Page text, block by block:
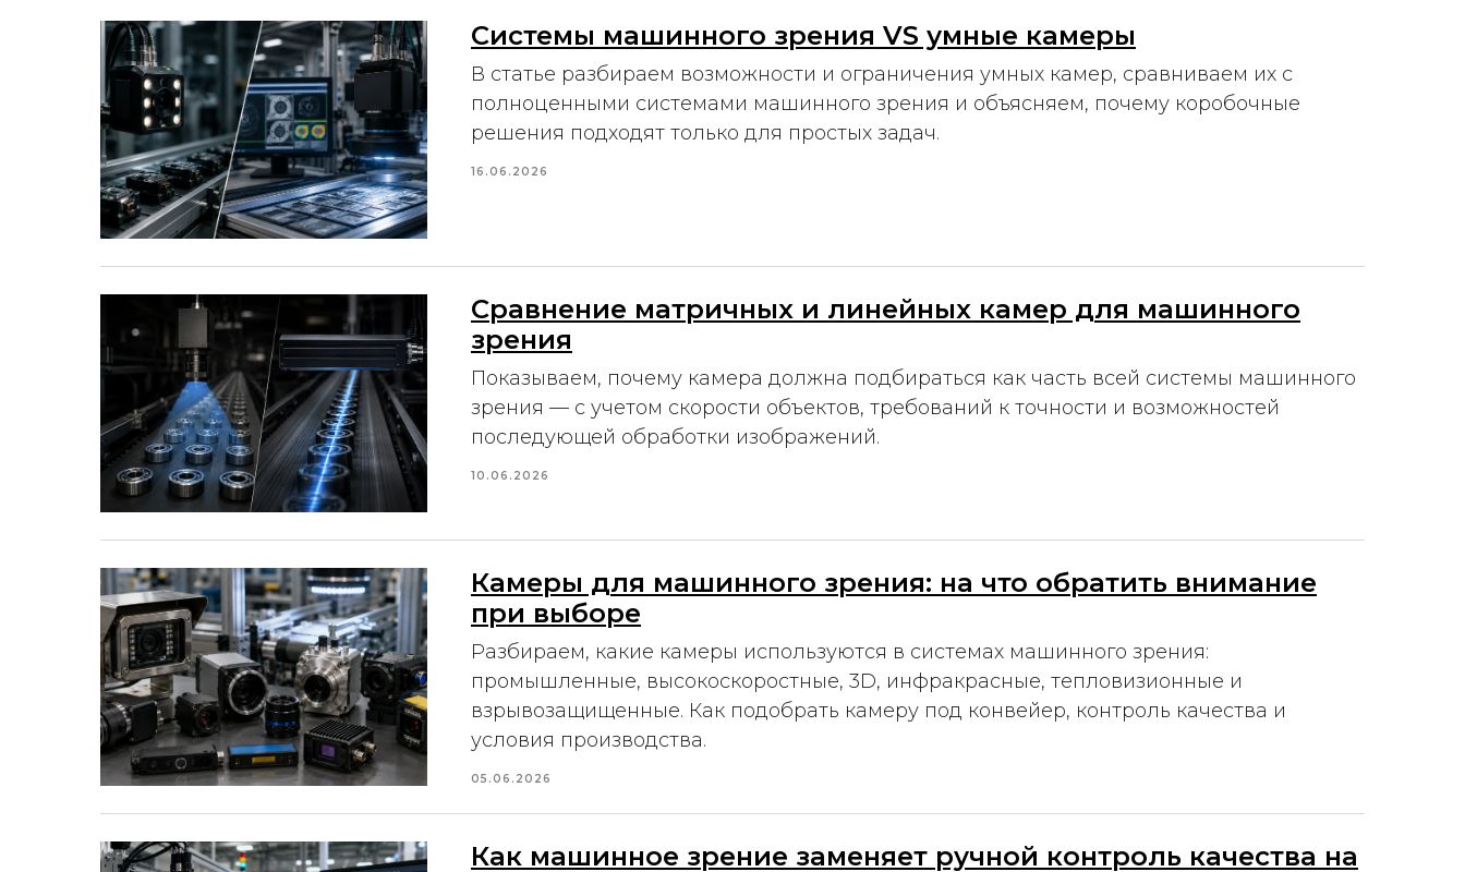
Системы машинного зрения VS умные камеры
В статье разбираем возможности и ограничения умных камер, сравниваем их с
полноценными системами машинного зрения и объясняем, почему коробочные
решения подходят только для простых задач.
16.06.2026
Сравнение матричных и линейных камер для машинного
зрения
Показываем, почему камера должна подбираться как часть всей системы машинного
зрения — с учетом скорости объектов, требований к точности и возможностей
последующей обработки изображений.
10.06.2026
Камеры для машинного зрения: на что обратить внимание
при выборе
Разбираем, какие камеры используются в системах машинного зрения:
промышленные, высокоскоростные, 3D, инфракрасные, тепловизионные и
взрывозащищенные. Как подобрать камеру под конвейер, контроль качества и
условия производства.
05.06.2026
Как машинное зрение заменяет ручной контроль качества на